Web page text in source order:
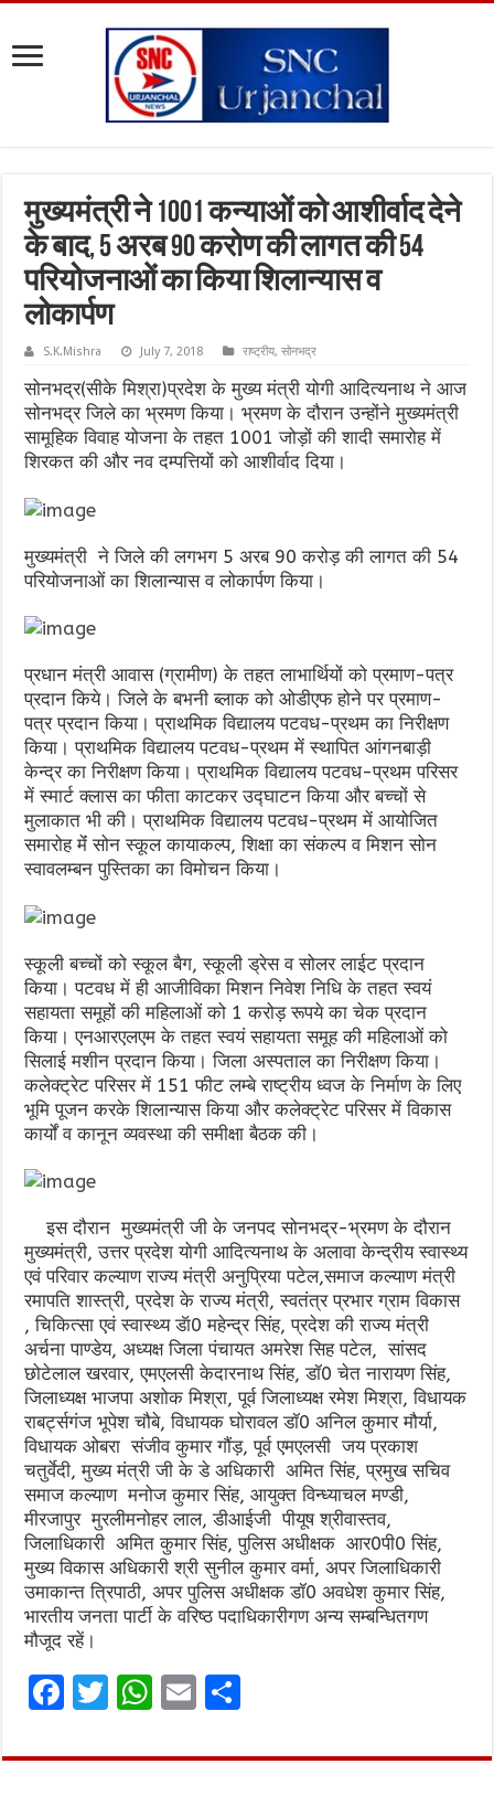
मुख्यमंत्री ने 1001 कन्याओं को आशीर्वाद देने
के बाद, 5 अरब 90 करोण की लागत की 54
परियोजनाओं का किया शिलान्यास व
लोकार्पण
S.K.Mishra July 7, 2018 राष्ट्रीय,सोनभद्र
सोनभद्र(सीके मिश्रा)प्रदेश के मुख्य मंत्री योगी आदित्यनाथ ने आज
सोनभद्र जिले का भ्रमण किया। भ्रमण के दौरान उन्होंने मुख्यमंत्री
सामूहिक विवाह योजना के तहत 1001 जोड़ों की शादी समारोह में
शिरकत की और नव दम्पत्तियों को आशीर्वाद दिया।
मुख्यमंत्री ने जिले की लगभग 5 अरब 90 करोड़ की लागत की 54
परियोजनाओं का शिलान्यास व लोकार्पण किया।
प्रधान मंत्री आवास (ग्रामीण) के तहत लाभार्थियों को प्रमाण-पत्र
प्रदान किये। जिले के बभनी ब्लाक को ओडीएफ होने पर प्रमाण-
पत्र प्रदान किया। प्राथमिक विद्यालय पटवध-प्रथम का निरीक्षण
किया। प्राथमिक विद्यालय पटवध-प्रथम में स्थापित आंगनबाड़ी
केन्द्र का निरीक्षण किया। प्राथमिक विद्यालय पटवध-प्रथम परिसर
में स्मार्ट क्लास का फीता काटकर उद्घाटन किया और बच्चों से
मुलाकात भी की। प्राथमिक विद्यालय पटवध-प्रथम में आयोजित
समारोह मेंं सोन स्कूल कायाकल्प, शिक्षा का संकल्प व मिशन सोन
स्वावलम्बन पुस्तिका का विमोचन किया।
स्कूली बच्चों को स्कूल बैग, स्कूली ड्रेस व सोलर लाईट प्रदान
किया। पटवध में ही आजीविका मिशन निवेश निधि के तहत स्वयं
सहायता समूहों की महिलाओं को 1 करोड़ रूपये का चेक प्रदान
किया। एनआरएलएम के तहत स्वयं सहायता समूह की महिलाओं को
सिलाई मशीन प्रदान किया। जिला अस्पताल का निरीक्षण किया।
कलेक्ट्रेट परिसर में 151 फीट लम्बे राष्ट्रीय ध्वज के निर्माण के लिए
भूमि पूजन करके शिलान्यास किया और कलेक्ट्रेट परिसर में विकास
कार्यों व कानून व्यवस्था की समीक्षा बैठक की।
इस दौरान मुख्यमंत्री जी के जनपद सोनभद्र-भ्रमण के दौरान
मुख्यमंत्री, उत्तर प्रदेश योगी आदित्यनाथ के अलावा केन्द्रीय स्वास्थ्य
एवं परिवार कल्याण राज्य मंत्री अनुप्रिया पटेल,समाज कल्याण मंत्री
रमापति शास्त्री, प्रदेश के राज्य मंत्री, स्वतंत्र प्रभार ग्राम विकास
, चिकित्सा एवं स्वास्थ्य डॅा0 महेन्द्र सिंह, प्रदेश की राज्य मंत्री
अर्चना पाण्डेय, अध्यक्ष जिला पंचायत अमरेश सिह पटेल, सांसद
छोटेलाल खरवार, एमएलसी केदारनाथ सिंह, डॉ0 चेत नारायण सिंह,
जिलाध्यक्ष भाजपा अशोक मिश्रा, पूर्व जिलाध्यक्ष रमेश मिश्रा, विधायक
राबर्ट्सगंज भूपेश चौबे, विधायक घोरावल डॉ0 अनिल कुमार मौर्या,
विधायक ओबरा संजीव कुमार गौंड़, पूर्व एमएलसी जय प्रकाश
चतुर्वेदी, मुख्य मंत्री जी के डे अधिकारी अमित सिंह, प्रमुख सचिव
समाज कल्याण मनोज कुमार सिंह, आयुक्त विन्ध्याचल मण्डी,
मीरजापुर मुरलीमनोहर लाल, डीआईजी पीयूष श्रीवास्तव,
जिलाधिकारी अमित कुमार सिंह, पुलिस अधीक्षक आर0पी0 सिंह,
मुख्य विकास अधिकारी श्री सुनील कुमार वर्मा, अपर जिलाधिकारी
उमाकान्त त्रिपाठी, अपर पुलिस अधीक्षक डॉ0 अवधेश कुमार सिंह,
भारतीय जनता पार्टी के वरिष्ठ पदाधिकारीगण अन्य सम्बन्धितगण
मौजूद रहें।
F
ce
T
it
W
at
E
ai ar